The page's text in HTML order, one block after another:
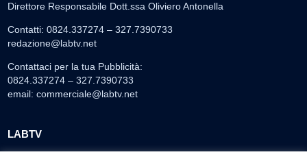
Direttore Responsabile Dott.ssa Oliviero Antonella
Contatti: 0824.337274 – 327.7390733
redazione@labtv.net
Contattaci per la tua Pubblicità:
0824.337274 – 327.7390733
email: commerciale@labtv.net
LABTV